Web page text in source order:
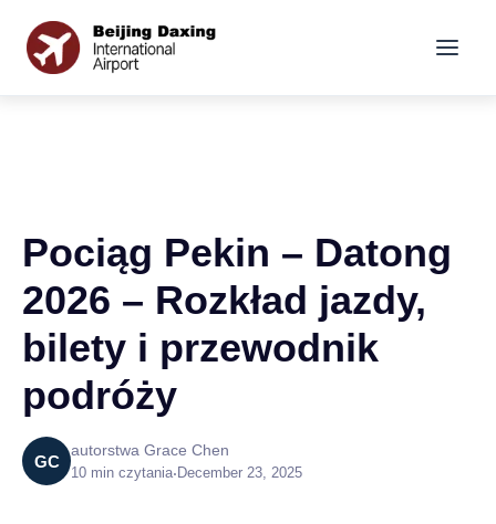
Pociąg Pekin – Datong
2026 – Rozkład jazdy,
bilety i przewodnik
podróży
GC
autorstwa Grace Chen
10 min czytania•December 23, 2025